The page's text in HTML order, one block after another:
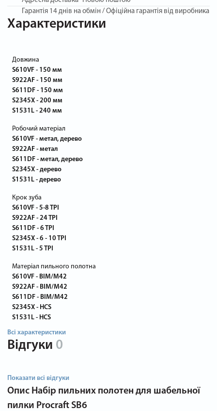
Гарантія 14 днів на обмін / Офіційна гарантія від виробника
Характеристики
Довжина
S610VF - 150 мм
S922AF - 150 мм
S611DF - 150 мм
S2345X - 200 мм
S1531L - 240 мм
Робочий матеріал
S610VF - метал, дерево
S922AF - метал
S611DF - метал, дерево
S2345X - дерево
S1531L - дерево
Крок зуба
S610VF - 5-8 TPI
S922AF - 24 TPI
S611DF - 6 TPI
S2345X - 6 - 10 TPI
S1531L - 5 TPI
Матеріал пильного полотна
S610VF - BIM/M42
S922AF - BIM/M42
S611DF - BIM/M42
S2345X - HCS
S1531L - HCS
Всі характеристики
Відгуки 0
Показати всі відгуки
Опис Набір пильних полотен для шабельної
пилки Procraft SB6